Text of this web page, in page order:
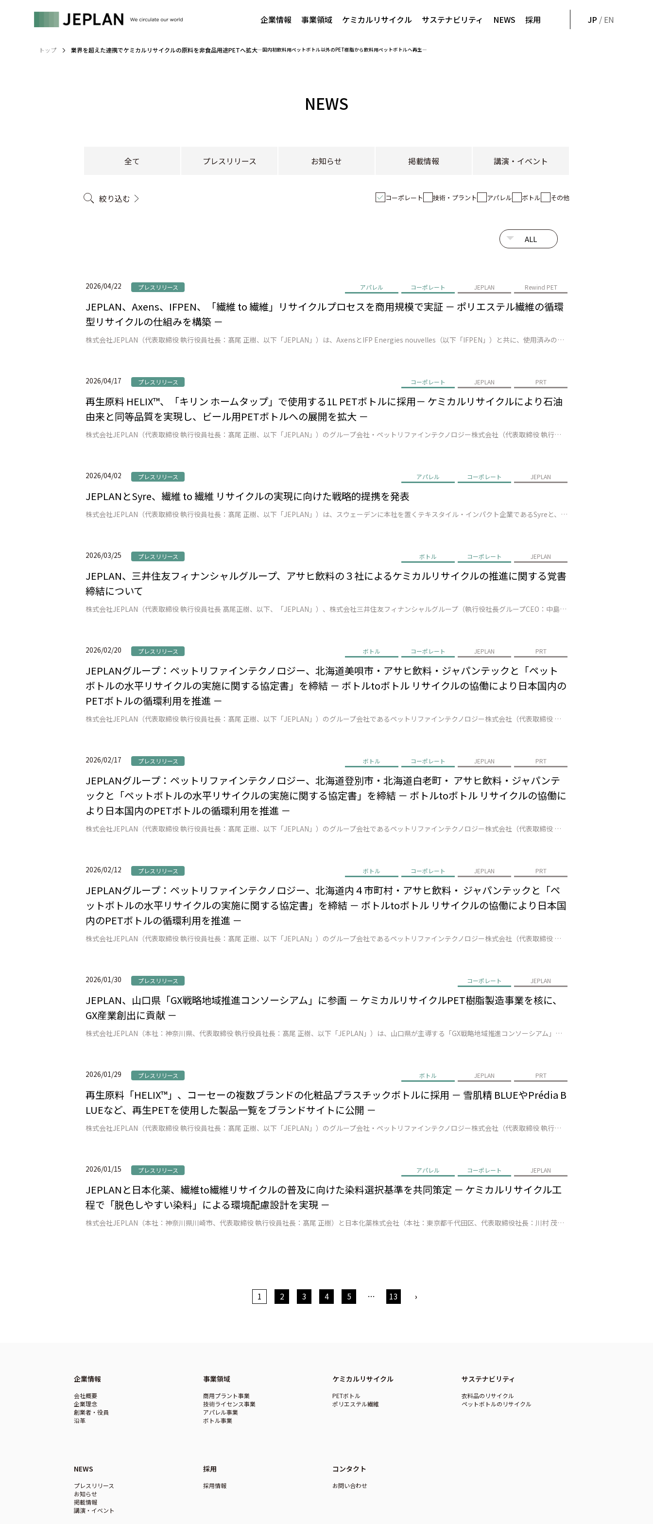
企業情報 事業領域 ケミカルリサイクル サステナビリティ NEWS 採用 JP / EN
トップ 業界を超えた連携でケミカルリサイクルの原料を非食品用途PETへ拡大―国内初飲料用ペットボトル以外のPET樹脂から飲料用ペットボトルへ再生―
NEWS
全て プレスリリース お知らせ 掲載情報 講演・イベント
絞り込む コーポレート 技術・プラント アパレル ボトル その他
2026/04/22 プレスリリース アパレル コーポレート JEPLAN Rewind PET
JEPLAN、Axens、IFPEN、「繊維 to 繊維」リサイクルプロセスを商用規模で実証 － ポリエステル繊維の循環
型リサイクルの仕組みを構築 －
株式会社JEPLAN（代表取締役 執行役員社長：髙尾 正樹、以下「JEPLAN」）は、AxensとIFP Energies nouvelles（以下「IFPEN」）と共に、使用済みの繊維廃棄物数十トンを準商用設備（福岡県北九州市）でリサイクルし、100%廃棄ポリエステルから再生された モノマー*1の製造に成功しました。…
2026/04/17 プレスリリース コーポレート JEPLAN PRT
再生原料 HELIX™、「キリン ホームタップ」で使用する1L PETボトルに採用－ ケミカルリサイクルにより石油
由来と同等品質を実現し、ビール用PETボトルへの展開を拡大 －
株式会社JEPLAN（代表取締役 執行役員社長：髙尾 正樹、以下「JEPLAN」）のグループ会社・ペットリファインテクノロジー株式会社（代表取締役 執行役員社長：伊賀 大悟、以下「ペットリファインテクノロジー」）が製造・販売する再生原料「HELIX™」は、キリンビール株式会社（代表取締役社長：堀口 英樹、以下「キリンビ…
2026/04/02 プレスリリース アパレル コーポレート JEPLAN
JEPLANとSyre、繊維 to 繊維 リサイクルの実現に向けた戦略的提携を発表
株式会社JEPLAN（代表取締役 執行役員社長：髙尾 正樹、以下「JEPLAN」）は、スウェーデンに本社を置くテキスタイル・インパクト企業であるSyreと、繊維to繊維リサイクルの実現に向けた戦略的提携を締結（以下、「本提携」）したことを発表します。 本提携を通じて、Syreが有するグローバルな事業構想力・技術統合力と…
2026/03/25 プレスリリース ボトル コーポレート JEPLAN
JEPLAN、三井住友フィナンシャルグループ、アサヒ飲料の３社によるケミカルリサイクルの推進に関する覚書
締結について
株式会社JEPLAN（代表取締役 執行役員社長 髙尾正樹、以下、「JEPLAN」）、株式会社三井住友フィナンシャルグループ（執行役社長グループCEO：中島 達、以下、グループを総称し「SMBCグループ」）、アサヒ飲料株式会社（代表取締役社長:近藤 佳代子、以下「アサヒ飲料」）は、ケミカルリサイクル事業の拡大に向けた協力…
2026/02/20 プレスリリース ボトル コーポレート JEPLAN PRT
JEPLANグループ：ペットリファインテクノロジー、北海道美唄市・アサヒ飲料・ジャパンテックと「ペット
ボトルの水平リサイクルの実施に関する協定書」を締結 － ボトルtoボトル リサイクルの協働により日本国内の
PETボトルの循環利用を推進 －
株式会社JEPLAN（代表取締役 執行役員社長：髙尾 正樹、以下「JEPLAN」）のグループ会社であるペットリファインテクノロジー株式会社（代表取締役 執行役員社長：伊賀 大悟、以下「ペットリファインテクノロジー」）は、美唄市（市長：桜井 恒）、アサヒ飲料株式会社（代表取締役社長：米女 太一、以下「アサヒ飲料」）、ジャ…
2026/02/17 プレスリリース ボトル コーポレート JEPLAN PRT
JEPLANグループ：ペットリファインテクノロジー、北海道登別市・北海道白老町・ アサヒ飲料・ジャパンテ
ックと「ペットボトルの水平リサイクルの実施に関する協定書」を締結 － ボトルtoボトル リサイクルの協働に
より日本国内のPETボトルの循環利用を推進 －
株式会社JEPLAN（代表取締役 執行役員社長：髙尾 正樹、以下「JEPLAN」）のグループ会社であるペットリファインテクノロジー株式会社（代表取締役 執行役員社長：伊賀 大悟、以下「ペットリファインテクノロジー」）は、登別市（市長：小笠原 春一）、白老町（町長：大塩 英男）、アサヒ飲料株式会社（代表取締役社長：米女 …
2026/02/12 プレスリリース ボトル コーポレート JEPLAN PRT
JEPLANグループ：ペットリファインテクノロジー、北海道内４市町村・アサヒ飲料・ ジャパンテックと「ペ
ットボトルの水平リサイクルの実施に関する協定書」を締結 － ボトルtoボトル リサイクルの協働により日本国
内のPETボトルの循環利用を推進 －
株式会社JEPLAN（代表取締役 執行役員社長：髙尾 正樹、以下「JEPLAN」）のグループ会社であるペットリファインテクノロジー株式会社（代表取締役 執行役員社長：伊賀 大悟、以下「ペットリファインテクノロジー」）は、中富良野町（町長：小松田 清）、富良野市（市長：北 猛俊）、南富良野町（町長：髙橋 秀樹）、占冠村（…
2026/01/30 プレスリリース コーポレート JEPLAN
JEPLAN、山口県「GX戦略地域推進コンソーシアム」に参画 － ケミカルリサイクルPET樹脂製造事業を核に、
GX産業創出に貢献 －
株式会社JEPLAN（本社：神奈川県、代表取締役 執行役員社長：髙尾 正樹、以下「JEPLAN」）は、山口県が主導する「GX戦略地域推進コンソーシアム」に会員として参画することをお知らせします。 本コンソーシアムは、国が2026年に創設を予定する「GX戦略地域*1」の指定に向け、山口県内のコンビナートを起点に、脱炭素エ…
2026/01/29 プレスリリース ボトル JEPLAN PRT
再生原料「HELIX™」、コーセーの複数ブランドの化粧品プラスチックボトルに採用 － 雪肌精 BLUEやPrédia B
LUEなど、再生PETを使用した製品一覧をブランドサイトに公開 －
株式会社JEPLAN（代表取締役 執行役員社長：髙尾 正樹、以下「JEPLAN」）のグループ会社・ペットリファインテクノロジー株式会社（代表取締役 執行役員社長：伊賀 大悟、以下「ペットリファインテクノロジー」）が製造・販売する再生原料「HELIX™」は、株式会社コーセーホールディングス（代表取締役社長：小林 一俊、以…
2026/01/15 プレスリリース アパレル コーポレート JEPLAN
JEPLANと日本化薬、繊維to繊維リサイクルの普及に向けた染料選択基準を共同策定 － ケミカルリサイクル工
程で「脱色しやすい染料」による環境配慮設計を実現 －
株式会社JEPLAN（本社：神奈川県川崎市、代表取締役 執行役員社長：髙尾 正樹）と日本化薬株式会社（本社：東京都千代田区、代表取締役社長：川村 茂之）は、繊維 to 繊維のケミカルリサイクル（CR）における主要課題である「脱色工程のコスト高」を解決するため、共同で「CR脱色適合染料」の選択基準を策定しました。これによ…
1 2 3 4 5 … 13 ›
企業情報
会社概要
企業理念
創業者・役員
沿革
事業領域
商用プラント事業
技術ライセンス事業
アパレル事業
ボトル事業
ケミカルリサイクル
PETボトル
ポリエステル繊維
サステナビリティ
衣料品のリサイクル
ペットボトルのリサイクル
NEWS
プレスリリース
お知らせ
掲載情報
講演・イベント
採用
採用情報
コンタクト
お問い合わせ